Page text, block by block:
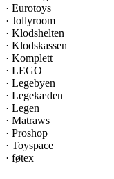
· Eurotoys
· Jollyroom
· Klodshelten
· Klodskassen
· Komplett
· LEGO
· Legebyen
· Legekæden
· Legen
· Matraws
· Proshop
· Toyspace
· føtex